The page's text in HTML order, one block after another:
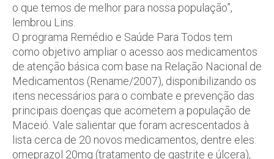
o que temos de melhor para nossa população”,
lembrou Lins.
O programa Remédio e Saúde Para Todos tem
como objetivo ampliar o acesso aos medicamentos
de atenção básica com base na Relação Nacional de
Medicamentos (Rename/2007), disponibilizando os
itens necessários para o combate e prevenção das
principais doenças que acometem a população de
Maceió. Vale salientar que foram acrescentados à
lista cerca de 20 novos medicamentos, dentre eles:
omeprazol 20mg (tratamento de gastrite e úlcera),